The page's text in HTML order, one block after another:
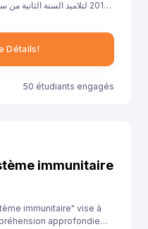
2017 لتلاميذ السنة
على الاستعداد الجيد لخوض غمار الامتحانات الوطنية الموحدة.
Détails!
50 étudiants engagés
immunitaire
immunitaire" vise à
approfondie